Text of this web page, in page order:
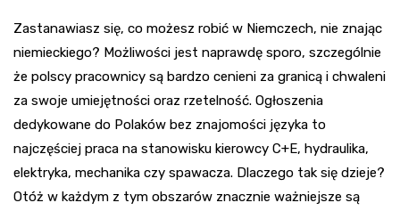
Zastanawiasz się, co możesz robić w Niemczech, nie znając
niemieckiego? Możliwości jest naprawdę sporo, szczególnie
że polscy pracownicy są bardzo cenieni za granicą i chwaleni
za swoje umiejętności oraz rzetelność. Ogłoszenia
dedykowane do Polaków bez znajomości języka to
najczęściej praca na stanowisku kierowcy C+E, hydraulika,
elektryka, mechanika czy spawacza. Dlaczego tak się dzieje?
Otóż w każdym z tym obszarów znacznie ważniejsze są